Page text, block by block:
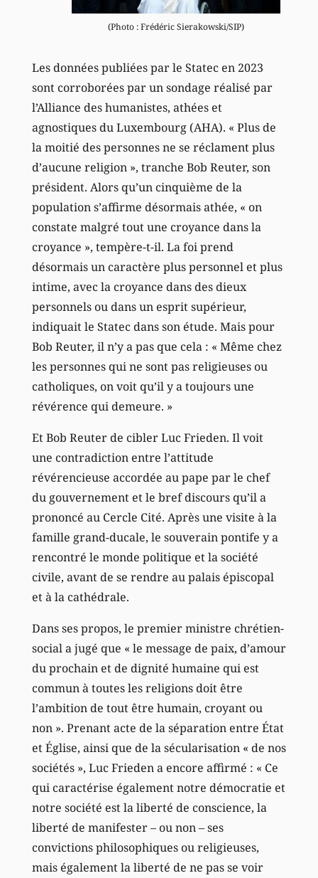
(Photo : Frédéric Sierakowski/SIP)
Les données publiées par le Statec en 2023
sont corroborées par un sondage réalisé par
l’Alliance des humanistes, athées et
agnostiques du Luxembourg (AHA). « Plus de
la moitié des personnes ne se réclament plus
d’aucune religion », tranche Bob Reuter, son
président. Alors qu’un cinquième de la
population s’affirme désormais athée, « on
constate malgré tout une croyance dans la
croyance », tempère-t-il. La foi prend
désormais un caractère plus personnel et plus
intime, avec la croyance dans des dieux
personnels ou dans un esprit supérieur,
indiquait le Statec dans son étude. Mais pour
Bob Reuter, il n’y a pas que cela : « Même chez
les personnes qui ne sont pas religieuses ou
catholiques, on voit qu’il y a toujours une
révérence qui demeure. »
Et Bob Reuter de cibler Luc Frieden. Il voit
une contradiction entre l’attitude
révérencieuse accordée au pape par le chef
du gouvernement et le bref discours qu’il a
prononcé au Cercle Cité. Après une visite à la
famille grand-ducale, le souverain pontife y a
rencontré le monde politique et la société
civile, avant de se rendre au palais épiscopal
et à la cathédrale.
Dans ses propos, le premier ministre chrétien-
social a jugé que « le message de paix, d’amour
du prochain et de dignité humaine qui est
commun à toutes les religions doit être
l’ambition de tout être humain, croyant ou
non ». Prenant acte de la séparation entre État
et Église, ainsi que de la sécularisation « de nos
sociétés », Luc Frieden a encore affirmé : « Ce
qui caractérise également notre démocratie et
notre société est la liberté de conscience, la
liberté de manifester – ou non – ses
convictions philosophiques ou religieuses,
mais également la liberté de ne pas se voir